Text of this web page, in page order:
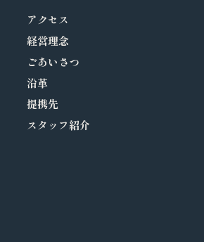
アクセス
経営理念
ごあいさつ
沿革
提携先
スタッフ紹介